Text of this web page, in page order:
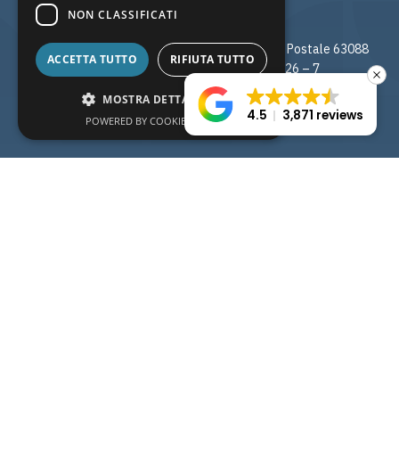
Lagomandra, Sithonia, Calcidica Grecia Codice Postale 63088
Tel. +30 23750 72217 – 8, 23750 72226 – 7
E-mail: info@lagomandra.gr
4.5 3,871 reviews
NON CLASSIFICATI
ACCETTA TUTTO RIFIUTA TUTTO
MOSTRA DETTAGLI
POWERED BY COOKIESCRIPT